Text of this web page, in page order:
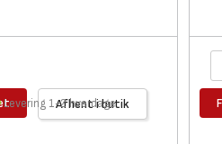
Afhent i butik
Levering 1-2 hverdage